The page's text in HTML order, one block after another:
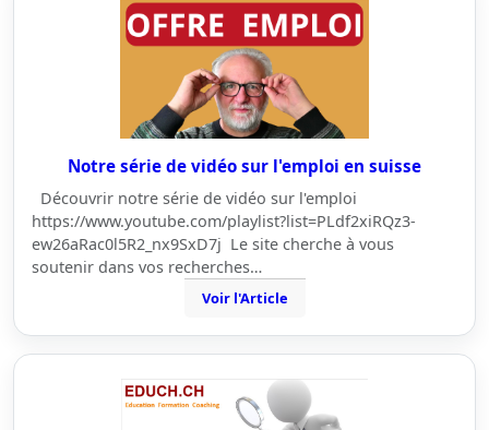
Notre série de vidéo sur l'emploi en suisse
Découvrir notre série de vidéo sur l'emploi
https://www.youtube.com/playlist?list=PLdf2xiRQz3-
ew26aRac0l5R2_nx9SxD7j Le site cherche à vous
soutenir dans vos recherches…
Voir l'Article